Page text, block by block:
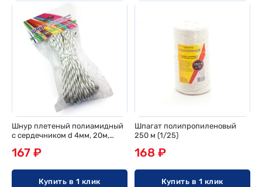
Шнур плетеный полиамидный
с сердечником d 4мм, 20м,
167 ₽
Купить в 1 клик
Шпагат полипропиленовый
250 м (1/25)
168 ₽
Купить в 1 клик